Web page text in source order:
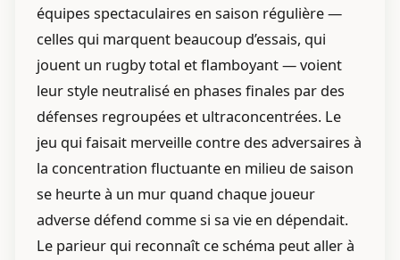
équipes spectaculaires en saison régulière —
celles qui marquent beaucoup d’essais, qui
jouent un rugby total et flamboyant — voient
leur style neutralisé en phases finales par des
défenses regroupées et ultraconcentrées. Le
jeu qui faisait merveille contre des adversaires à
la concentration fluctuante en milieu de saison
se heurte à un mur quand chaque joueur
adverse défend comme si sa vie en dépendait.
Le parieur qui reconnaît ce schéma peut aller à